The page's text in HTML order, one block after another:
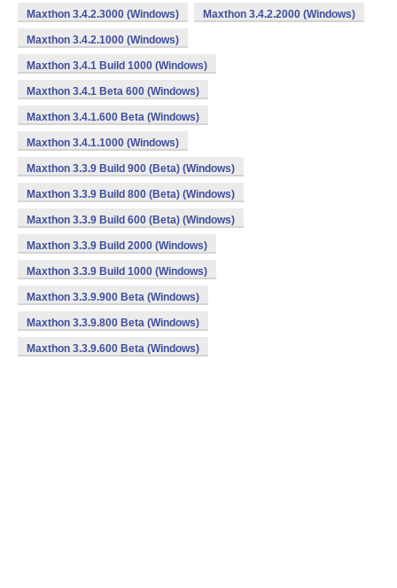
Maxthon 3.4.2.3000 (Windows) Maxthon 3.4.2.2000 (Windows)
Maxthon 3.4.2.1000 (Windows)
Maxthon 3.4.1 Build 1000 (Windows)
Maxthon 3.4.1 Beta 600 (Windows)
Maxthon 3.4.1.600 Beta (Windows)
Maxthon 3.4.1.1000 (Windows)
Maxthon 3.3.9 Build 900 (Beta) (Windows)
Maxthon 3.3.9 Build 800 (Beta) (Windows)
Maxthon 3.3.9 Build 600 (Beta) (Windows)
Maxthon 3.3.9 Build 2000 (Windows)
Maxthon 3.3.9 Build 1000 (Windows)
Maxthon 3.3.9.900 Beta (Windows)
Maxthon 3.3.9.800 Beta (Windows)
Maxthon 3.3.9.600 Beta (Windows)